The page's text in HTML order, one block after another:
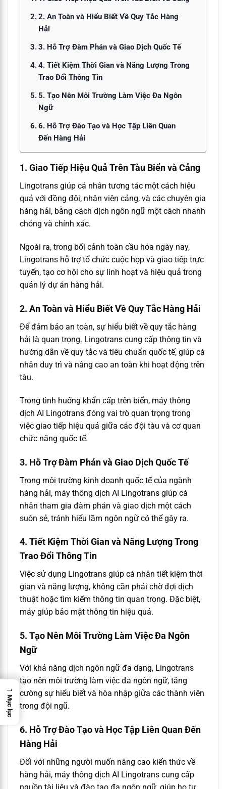
2. An Toàn và Hiểu Biết Về Quy Tắc Hàng
Hải
3. Hỗ Trợ Đàm Phán và Giao Dịch Quốc Tế
4. Tiết Kiệm Thời Gian và Năng Lượng Trong
Trao Đổi Thông Tin
5. Tạo Nên Môi Trường Làm Việc Đa Ngôn
Ngữ
6. Hỗ Trợ Đào Tạo và Học Tập Liên Quan
Đến Hàng Hải
1. Giao Tiếp Hiệu Quả Trên Tàu Biển và Cảng
Lingotrans giúp cá nhân tương tác một cách hiệu
quả với đồng đội, nhân viên cảng, và các chuyên gia
hàng hải, bằng cách dịch ngôn ngữ một cách nhanh
chóng và chính xác.
Ngoài ra, trong bối cảnh toàn cầu hóa ngày nay,
Lingotrans hỗ trợ tổ chức cuộc họp và giao tiếp trực
tuyến, tạo cơ hội cho sự linh hoạt và hiệu quả trong
quản lý dự án hàng hải.
2. An Toàn và Hiểu Biết Về Quy Tắc Hàng Hải
Để đảm bảo an toàn, sự hiểu biết về quy tắc hàng
hải là quan trọng. Lingotrans cung cấp thông tin và
hướng dẫn về quy tắc và tiêu chuẩn quốc tế, giúp cá
nhân duy trì và nâng cao an toàn khi hoạt động trên
tàu.
Trong tình huống khẩn cấp trên biển, máy thông
dịch AI Lingotrans đóng vai trò quan trọng trong
việc giao tiếp hiệu quả giữa các đội tàu và cơ quan
chức năng quốc tế.
3. Hỗ Trợ Đàm Phán và Giao Dịch Quốc Tế
Trong môi trường kinh doanh quốc tế của ngành
hàng hải, máy thông dịch AI Lingotrans giúp cá
nhân tham gia đàm phán và giao dịch một cách
suôn sẻ, tránh hiểu lầm ngôn ngữ có thể gây ra.
4. Tiết Kiệm Thời Gian và Năng Lượng Trong
Trao Đổi Thông Tin
Việc sử dụng Lingotrans giúp cá nhân tiết kiệm thời
gian và năng lượng, không cần phải chờ đợi dịch
thuật hoặc tìm kiếm thông tin quan trọng. Đặc biệt,
máy giúp bảo mật thông tin hiệu quả.
5. Tạo Nên Môi Trường Làm Việc Đa Ngôn
Ngữ
Với khả năng dịch ngôn ngữ đa dạng, Lingotrans
tạo nên môi trường làm việc đa ngôn ngữ, tăng
cường sự hiểu biết và hòa nhập giữa các thành viên
trong đội ngũ.
6. Hỗ Trợ Đào Tạo và Học Tập Liên Quan Đến
Hàng Hải
Đối với những người muốn nâng cao kiến thức về
hàng hải, máy thông dịch AI Lingotrans cung cấp
→
Mục lục